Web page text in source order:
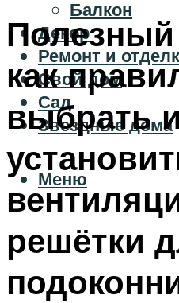
Балкон
Декор
Ремонт и
Свой дом
Сад
Звездные дома
Меню
Полезный
как
выбрать и
решётки